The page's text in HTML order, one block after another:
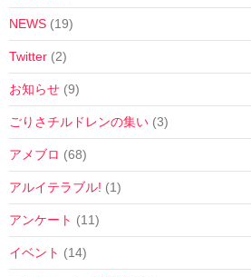
NEWS (19)
Twitter (2)
お知らせ (9)
ごりさチルドレンの集い (3)
アメブロ (68)
アルイテラブル! (1)
アンケート (11)
イベント (14)